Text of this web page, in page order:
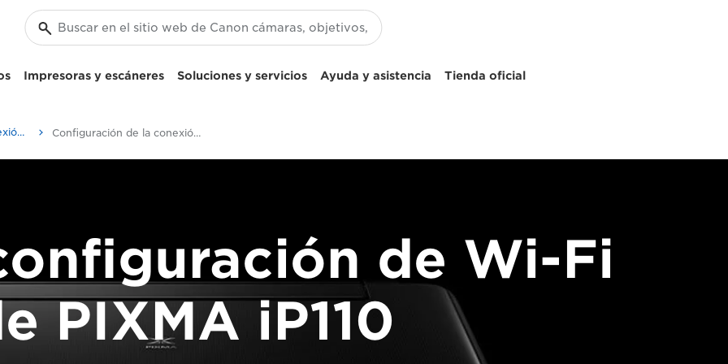
Impresoras y escáneres Soluciones y servicios Ayuda y asistencia Tienda oficial
Configuración de la conexión inalámbrica de la impresora PIXMA Configuración de la conexión inalámbrica de la PIXMA iP110
de Wi-Fi
PIXMA iP110